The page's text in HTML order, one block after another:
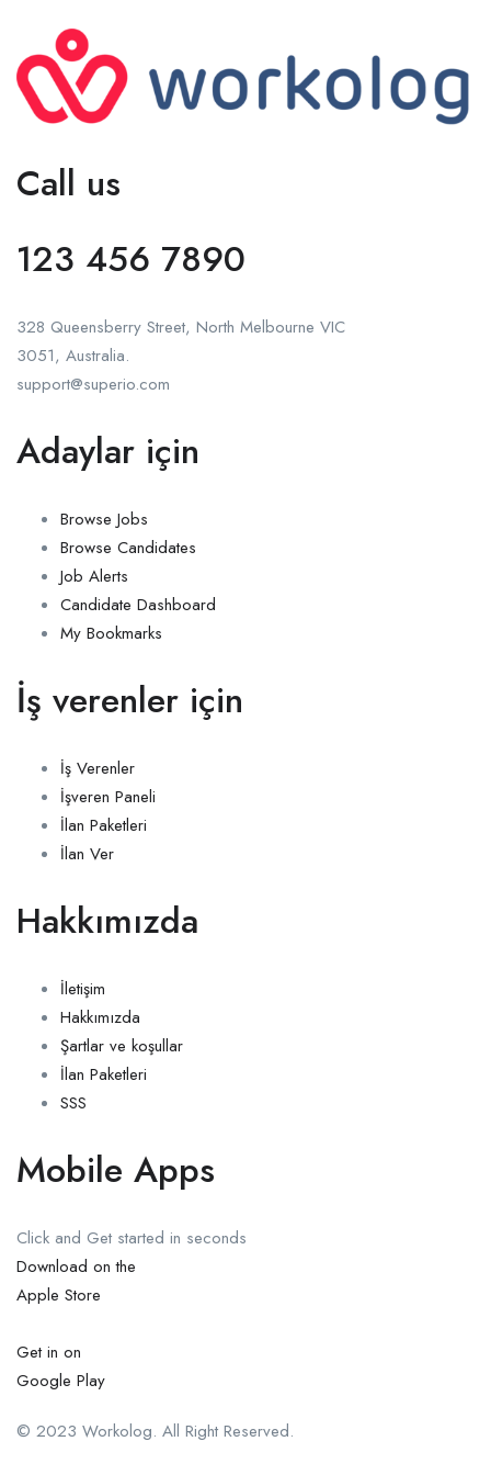
Call us
123 456 7890
328 Queensberry Street, North Melbourne VIC
3051, Australia.
support@superio.com
Adaylar için
Browse Jobs
Browse Candidates
Job Alerts
Candidate Dashboard
My Bookmarks
İş verenler için
İş Verenler
İşveren Paneli
İlan Paketleri
İlan Ver
Hakkımızda
İletişim
Hakkımızda
Şartlar ve koşullar
İlan Paketleri
SSS
Mobile Apps
Click and Get started in seconds
Download on the
Apple Store
Get in on
Google Play
© 2023 Workolog. All Right Reserved.